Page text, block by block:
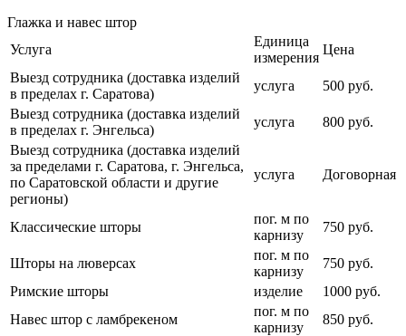
Глажка и навес штор
Услуга
Единица
измерения
Цена
Выезд сотрудника (доставка изделий
в пределах г. Саратова)
услуга
500 руб.
Выезд сотрудника (доставка изделий
в пределах г. Энгельса)
услуга
800 руб.
Выезд сотрудника (доставка изделий
за пределами г. Саратова, г. Энгельса,
по Саратовской области и другие
регионы)
услуга Договорная
Классические шторы
пог. м по
карнизу
750 руб.
Шторы на люверсах
пог. м по
карнизу
750 руб.
Римские шторы
изделие
1000 руб.
Навес штор с ламбрекеном
пог. м по
карнизу
850 руб.